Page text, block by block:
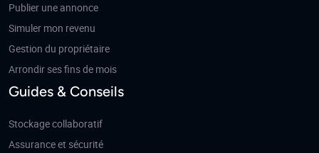
Publier une annonce
Simuler mon revenu
Gestion du propriétaire
Arrondir ses fins de mois
Guides & Conseils
Stockage collaboratif
Assurance et sécurité